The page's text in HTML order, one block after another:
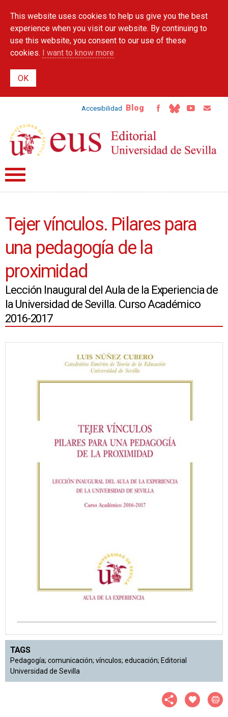
main
content
This website uses cookies to help us give you the best
experience when you visit our website. By continuing to
use this website, you consent to our use of these
cookies. I want to know more
Accesibilidad Blog
Tejer vínculos. Pilares para
una pedagogía de la
proximidad
Lección Inaugural del Aula de la Experiencia de
la Universidad de Sevilla. Curso Académico
2016-2017
TAGS
Pedagogía; comunicación; vínculos; educación; Editorial
Universidad de Sevilla